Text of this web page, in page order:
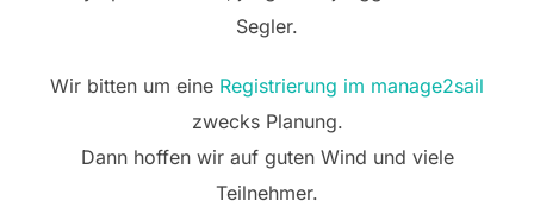
Segler.
Wir bitten um eine Registrierung im manage2sail
zwecks Planung.
Dann hoffen wir auf guten Wind und viele
Teilnehmer.